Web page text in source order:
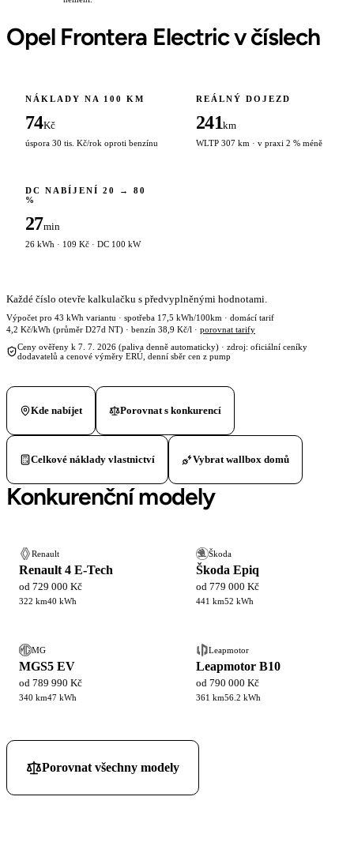
Opel Frontera Electric v číslech
NÁKLADY NA 100 KM
74Kč
úspora 30 tis. Kč/rok oproti benzínu
REÁLNÝ DOJEZD
241km
WLTP 307 km · v praxi 2 % méně
DC NABÍJENÍ 20 → 80
%
27min
26 kWh · 109 Kč · DC 100 kW
Každé číslo otevře kalkulačku s předvyplněnými hodnotami.
Výpočet pro 43 kWh variantu · spotřeba 17,5 kWh/100km · domácí tarif
4,2 Kč/kWh (průměr D27d NT) · benzín 38,9 Kč/l · porovnat tarify
Ceny ověřeny k 7. 7. 2026 (paliva denně automaticky) · zdroj: oficiální ceníky
dodavatelů a cenové výměry ERÚ, denní sběr cen z pump
Kde nabíjet Porovnat s konkurencí
Celkové náklady vlastnictví Vybrat wallbox domů
Konkurenční modely
Renault
Renault 4 E-Tech
od 729 000 Kč
322 km40 kWh
Škoda
Škoda Epiq
od 779 000 Kč
441 km52 kWh
MG
MGS5 EV
od 789 990 Kč
340 km47 kWh
Leapmotor
Leapmotor B10
od 790 000 Kč
361 km56.2 kWh
Porovnat všechny modely